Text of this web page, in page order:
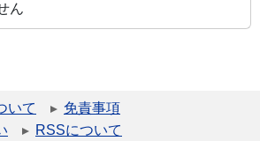
ん
いて
免責事項
RSSについて